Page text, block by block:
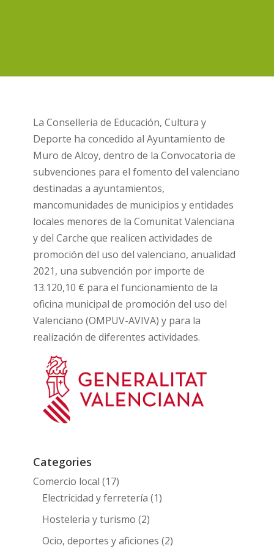
La Conselleria de Educación, Cultura y
Deporte ha concedido al Ayuntamiento de
Muro de Alcoy, dentro de la Convocatoria de
subvenciones para el fomento del valenciano
destinadas a ayuntamientos,
mancomunidades de municipios y entidades
locales menores de la Comunitat Valenciana
y del Carche que realicen actividades de
promoción del uso del valenciano, anualidad
2021, una subvención por importe de
13.120,10 € para el funcionamiento de la
oficina municipal de promoción del uso del
Valenciano (OMPUV-AVIVA) y para la
realización de diferentes actividades.
Categories
Comercio local (17)
Electricidad y ferretería (1)
Hosteleria y turismo (2)
Ocio, deportes y aficiones (2)